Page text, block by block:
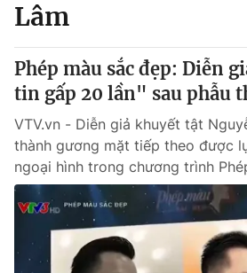
Chuyên mục
Chính trị
Xã hội
Pháp luật
Y tế
Thế giới
Lâm
Phép màu sắc đẹp: Diễn
tin gấp 20 lần" sau phẫu
VTV.vn - Diễn giả khuyết tật
thành gương mặt tiếp theo được
ngoại hình trong chương trình